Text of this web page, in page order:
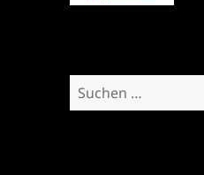
Suchen
nach: